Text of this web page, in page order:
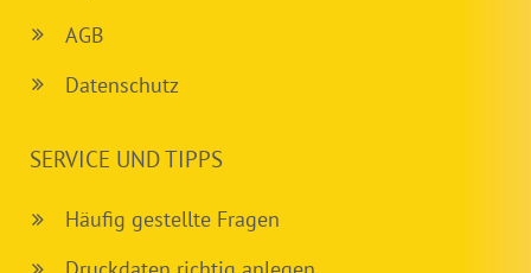
AGB
Datenschutz
SERVICE UND TIPPS
Häufig gestellte Fragen